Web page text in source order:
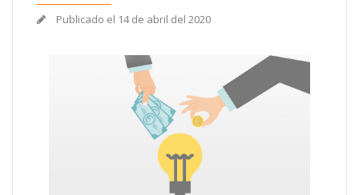
Publicado el 14 de abril del 2020